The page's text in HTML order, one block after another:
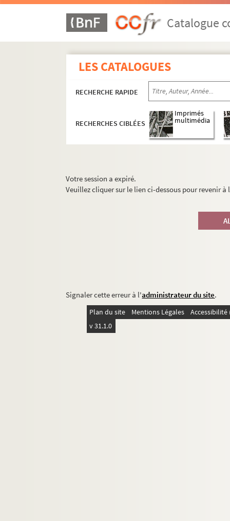
Catalogue
LES CATALOGUES
RECHERCHE RAPIDE
RECHERCHES CIBLÉES
Imprimés
multimédia
Votre session a expiré.
Veuillez cliquer sur le lien ci-dessous pour revenir
Signaler cette erreur à l'administrateur du site.
Plan du site Mentions Légales
v 31.1.0